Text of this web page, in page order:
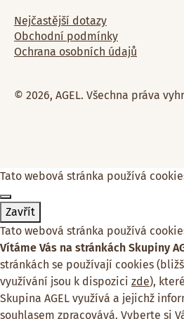
© 2026, AGEL. Všechna práva
Nejčastější dotazy
Obchodní podmínky
Ochrana osobních údajů
Tato webová stránka používá
Zavřít
Tato webová stránka používá
Vítáme Vás na stránkách Skupiny
stránkách se používají cookies
využívání jsou k dispozici zde),
Skupina AGEL využívá a jejichž
souhlasem zpracovává. Vyberte si